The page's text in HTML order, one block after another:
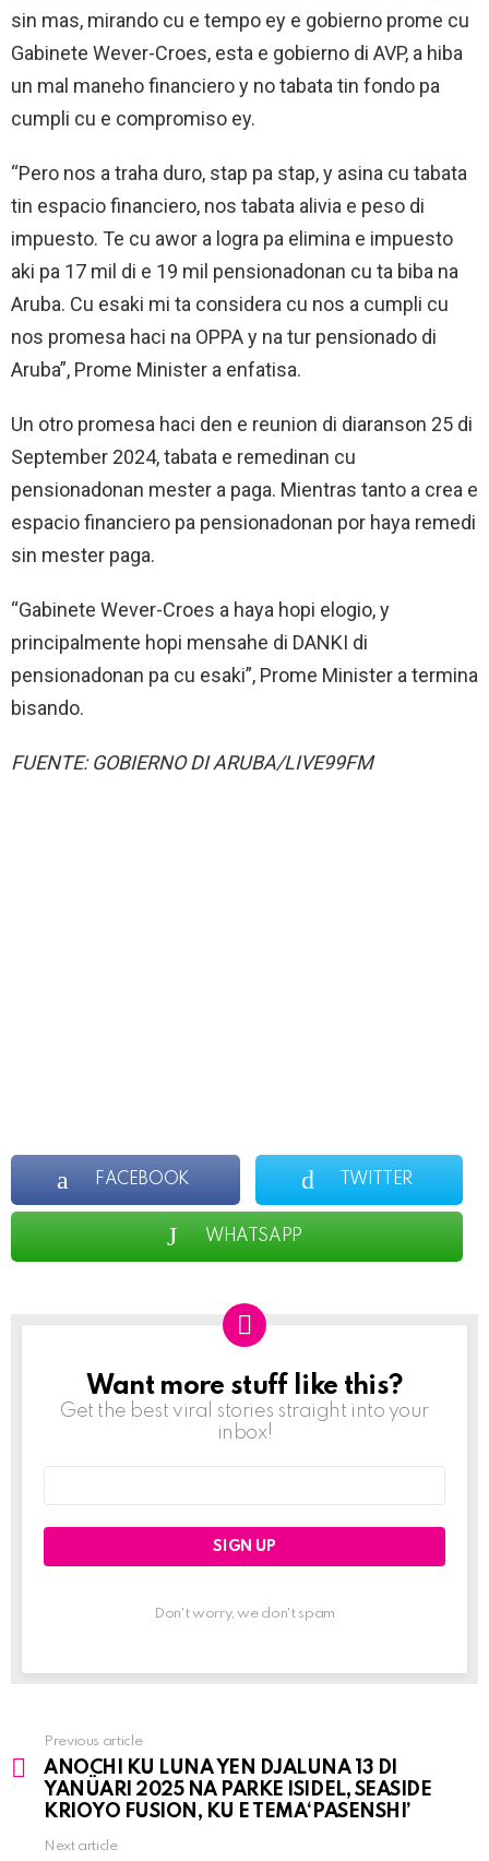
sin mas, mirando cu e tempo ey e gobierno prome cu
Gabinete Wever-Croes, esta e gobierno di AVP, a hiba
un mal maneho financiero y no tabata tin fondo pa
cumpli cu e compromiso ey.
“Pero nos a traha duro, stap pa stap, y asina cu tabata
tin espacio financiero, nos tabata alivia e peso di
impuesto. Te cu awor a logra pa elimina e impuesto
aki pa 17 mil di e 19 mil pensionadonan cu ta biba na
Aruba. Cu esaki mi ta considera cu nos a cumpli cu
nos promesa haci na OPPA y na tur pensionado di
Aruba”, Prome Minister a enfatisa.
Un otro promesa haci den e reunion di diaranson 25 di
September 2024, tabata e remedinan cu
pensionadonan mester a paga. Mientras tanto a crea e
espacio financiero pa pensionadonan por haya remedi
sin mester paga.
“Gabinete Wever-Croes a haya hopi elogio, y
principalmente hopi mensahe di DANKI di
pensionadonan pa cu esaki”, Prome Minister a termina
bisando.
FUENTE: GOBIERNO DI ARUBA/LIVE99FM
FACEBOOK TWITTER
WHATSAPP
NEWSLETTER
Want more stuff like this?
Get the best viral stories straight into your
inbox!
Don't worry, we don't spam
See
more
Previous article
ANOCHI KU LUNA YEN DJALUNA 13 DI
YANÜARI 2025 NA PARKE ISIDEL, SEASIDE
KRIOYO FUSION, KU E TEMA‘PASENSHI’
Next article